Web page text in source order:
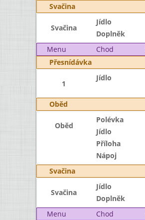
Svačina
Svačina
Jídlo
Doplněk
Menu
Chod
Přesnídávka
1
Jídlo
Oběd
Oběd
Polévka
Jídlo
Příloha
Nápoj
Svačina
Svačina
Jídlo
Doplněk
Menu
Chod